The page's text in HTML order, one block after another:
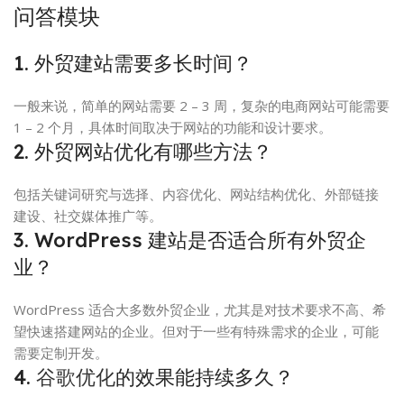
问答模块
1. 外贸建站需要多长时间？
一般来说，简单的网站需要 2 – 3 周，复杂的电商网站可能需要
1 – 2 个月，具体时间取决于网站的功能和设计要求。
2. 外贸网站优化有哪些方法？
包括关键词研究与选择、内容优化、网站结构优化、外部链接
建设、社交媒体推广等。
3. WordPress 建站是否适合所有外贸企
业？
WordPress 适合大多数外贸企业，尤其是对技术要求不高、希
望快速搭建网站的企业。但对于一些有特殊需求的企业，可能
需要定制开发。
4. 谷歌优化的效果能持续多久？